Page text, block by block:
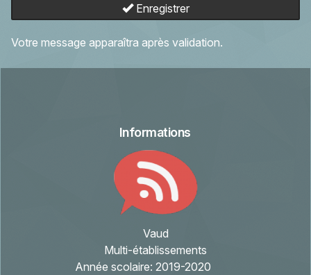
Enregistrer
Votre message apparaîtra après validation.
Informations
Vaud
Multi-établissements
Année scolaire: 2019-2020